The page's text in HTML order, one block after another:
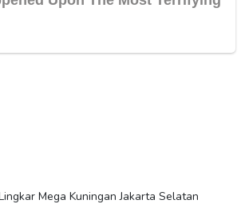
Mega Kuningan Jakarta Selatan